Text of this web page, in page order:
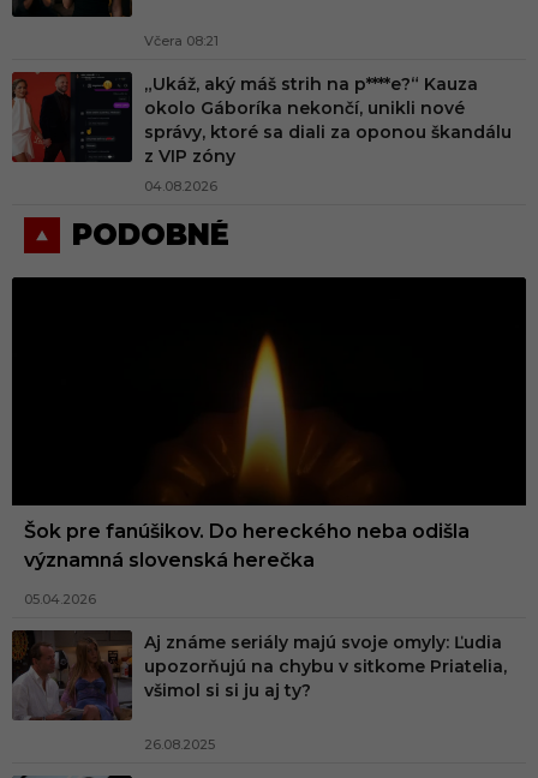
Včera 08:21
„Ukáž, aký máš strih na p****e?“ Kauza
okolo Gáboríka nekončí, unikli nové
správy, ktoré sa diali za oponou škandálu
z VIP zóny
04.08.2026
PODOBNÉ
Šok pre fanúšikov. Do hereckého neba odišla
významná slovenská herečka
05.04.2026
Aj známe seriály majú svoje omyly: Ľudia
upozorňujú na chybu v sitkome Priatelia,
všimol si si ju aj ty?
26.08.2025